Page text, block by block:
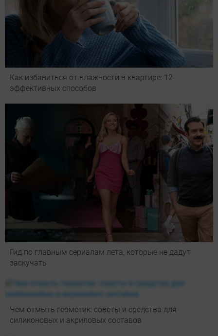
Как избавиться от влажности в квартире: 12
эффективных способов
Гид по главным сериалам лета, которые не дадут
заскучать
Чем отмыть герметик: советы и средства для
силиконовых и акриловых составов